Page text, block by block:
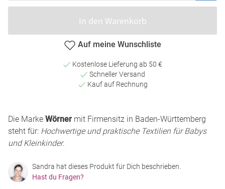
In den Warenkorb
Auf meine Wunschliste
Kostenlose Lieferung ab 50 €
Schneller Versand
Kauf auf Rechnung
Die Marke Wörner mit Firmensitz in Baden-Württemberg
steht für: Hochwertige und praktische Textilien für Babys
und Kleinkinder.
Sandra hat dieses Produkt für Dich beschrieben.
Hast du Fragen?